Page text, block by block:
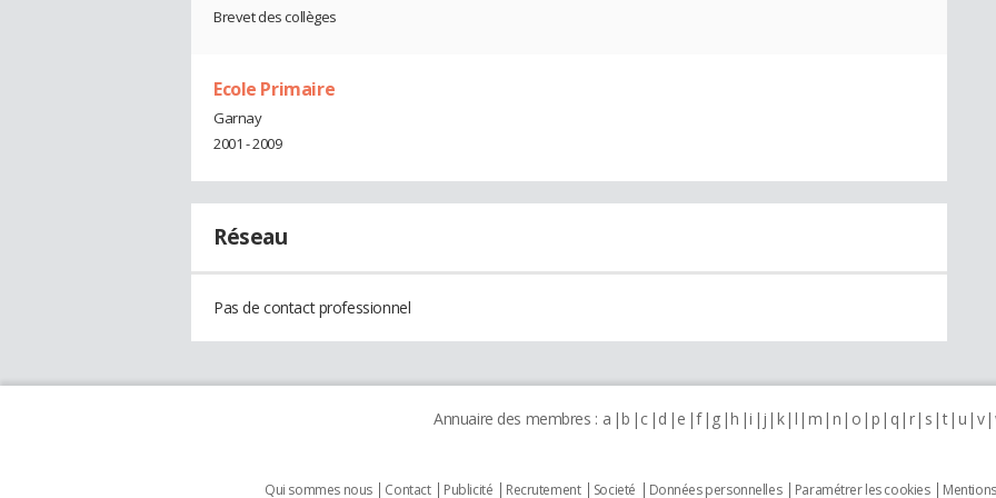
Brevet des collèges
Ecole Primaire
Garnay
2001 - 2009
Réseau
Pas de contact professionnel
Annuaire des membres : a b c d e f g h i j k l m n o p q r s t u v
Qui sommes nous Contact Publicité Recrutement Societé Données personnelles Paramétrer les cookies